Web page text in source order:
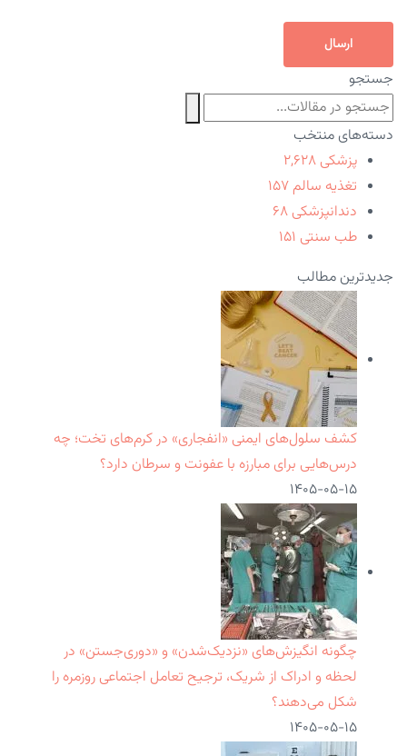
ارسال
جستجو
دسته‌های منتخب
پزشکی ۲,۶۲۸
تغذیه سالم ۱۵۷
دندانپزشکی ۶۸
طب سنتی ۱۵۱
جدیدترین مطالب
کشف سلول‌های ایمنی «انفجاری» در کرم‌های تخت؛ چه
درس‌هایی برای مبارزه با عفونت و سرطان دارد؟
۱۴۰۵-۰۵-۱۵
چگونه انگیزش‌های «نزدیک‌شدن» و «دوری‌جستن» در
لحظه و ادراک از شریک، ترجیح تعامل اجتماعی روزمره را
شکل می‌دهند؟
۱۴۰۵-۰۵-۱۵